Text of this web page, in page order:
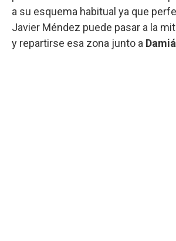
a su esquema habitual ya que
Javier Méndez puede pasar a la
y repartirse esa zona junto a